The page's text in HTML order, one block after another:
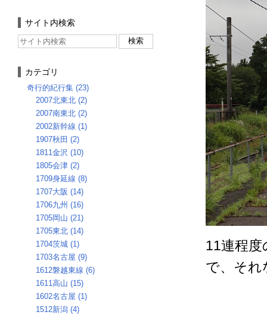
11連程
で、それ
サイト内検索
カテゴリ
奇行的紀行集 (23)
2007北東北 (2)
2007南東北 (2)
2002新幹線 (1)
1907秋田 (2)
1811金沢 (10)
1805会津 (2)
1709身延線 (8)
1707大阪 (14)
1706九州 (16)
1705岡山 (21)
1705東北 (14)
1704茨城 (1)
1703名古屋 (9)
1612磐越東線 (6)
1611高山 (15)
1602名古屋 (1)
1512新潟 (4)